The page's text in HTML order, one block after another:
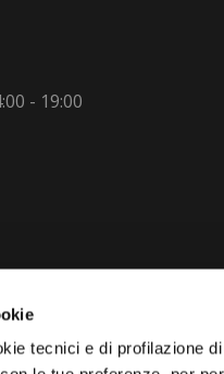
tecnici e di profilazione
- 19:00